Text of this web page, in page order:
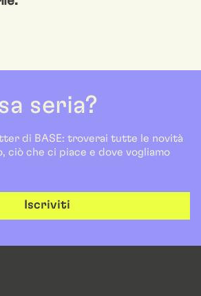
seria?
di BASE: troverai tutte le novità
ciò che ci piace e dove vogliamo
Iscriviti